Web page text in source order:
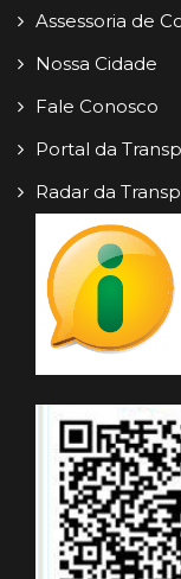
Assessoria de
Nossa Cidade
Fale Conosco
Portal da
Radar da